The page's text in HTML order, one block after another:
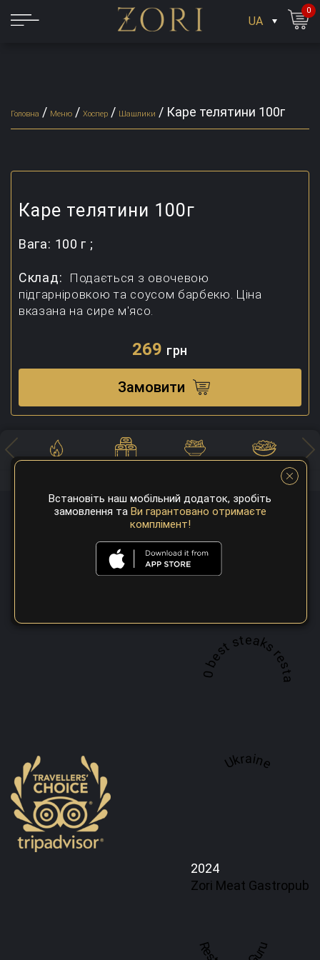
UA
0
Головна / Меню / Хоспер / Шашлики / Каре телятини 100г
Каре телятини 100г
Вага: 100 г ;
Склад:
Подається з овочевою
підгарніровкою та соусом барбекю. Ціна
вказана на сире м'ясо.
269 грн
Замовити
Хоспер Суші Закуски Салати
A top 100 best steaks restaurant in
Ukraine
2024
Zori Meat Gastropub
Встановіть наш мобільний додаток, зробіть
замовлення та Ви гарантовано отримаєте
комплімент!